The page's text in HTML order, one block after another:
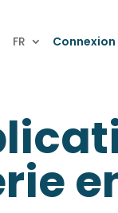
FR Connexion